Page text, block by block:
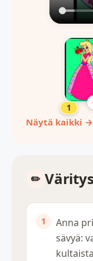
Näytä kaikki →
Anna
sävyä: